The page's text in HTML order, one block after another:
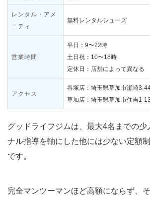
レンタル・アメ
ニティ
無料レンタルシューズ
営業時間
平日：9〜22時
土日祝：10〜18時
定休日：店舗によって異なる
アクセス
谷塚店：埼玉県草加市瀬崎3-
草加店：埼玉県草加市住吉1-
グッドライフジムは、最大4名までの少
ナル指導を軸にした他には少ない定額
です。
完全マンツーマンほど高額にならず、